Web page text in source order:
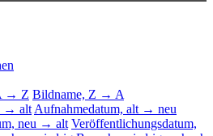
→ Z Bildname, Z → A
→ alt Aufnahmedatum, alt → neu
neu → alt Veröffentlichungsdatum,